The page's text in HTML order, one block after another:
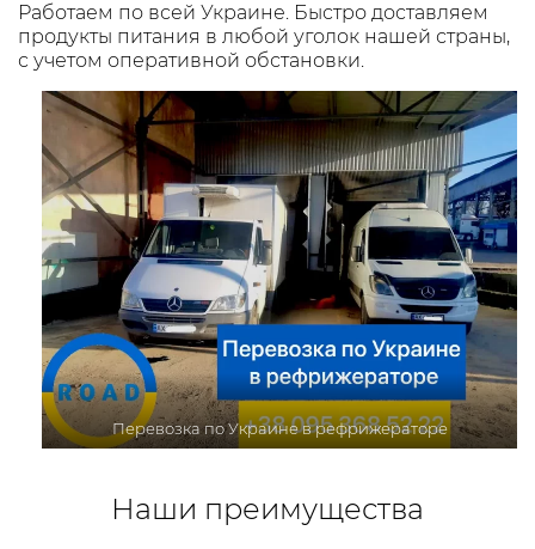
Работаем по всей Украине. Быстро доставляем
продукты питания в любой уголок нашей страны,
с учетом оперативной обстановки.
Перевозка по Украине в рефрижераторе
Наши преимущества